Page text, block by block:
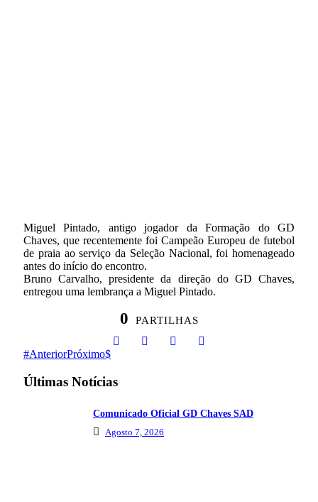
Miguel Pintado, antigo jogador da Formação do GD
Chaves, que recentemente foi Campeão Europeu de futebol
de praia ao serviço da Seleção Nacional, foi homenageado
antes do início do encontro.
Bruno Carvalho, presidente da direção do GD Chaves,
entregou uma lembrança a Miguel Pintado.
0 PARTILHAS
AnteriorPróximo
Últimas Notícias
Comunicado Oficial GD Chaves SAD
Agosto 7, 2026